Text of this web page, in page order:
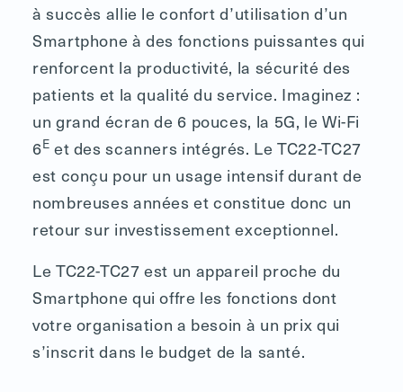
à succès allie le confort d’utilisation d’un
Smartphone à des fonctions puissantes qui
renforcent la productivité, la sécurité des
patients et la qualité du service. Imaginez :
un grand écran de 6 pouces, la 5G, le Wi-Fi
6E et des scanners intégrés. Le TC22-TC27
est conçu pour un usage intensif durant de
nombreuses années et constitue donc un
retour sur investissement exceptionnel.
Le TC22-TC27 est un appareil proche du
Smartphone qui offre les fonctions dont
votre organisation a besoin à un prix qui
s’inscrit dans le budget de la santé.